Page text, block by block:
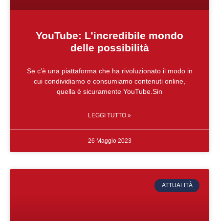
YouTube: L’incredibile mondo
delle possibilità
Se c’è una piattaforma che ha rivoluzionato il modo in
cui condividiamo e consumiamo contenuti online,
quella è sicuramente YouTube.Sin
LEGGI TUTTO »
26 Maggio 2023
ATTUALITÀ